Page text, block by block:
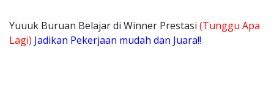
Yuuuk Buruan Belajar di Winner Prestasi (Tunggu Apa
Lagi) Jadikan Pekerjaan mudah dan Juara!!